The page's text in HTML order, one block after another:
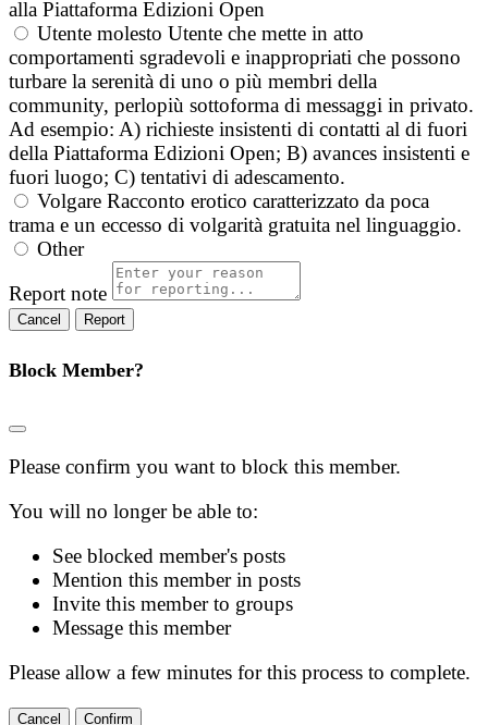
alla Piattaforma Edizioni Open
Utente molesto Utente che mette in atto
comportamenti sgradevoli e inappropriati che possono
turbare la serenità di uno o più membri della
community, perlopiù sottoforma di messaggi in privato.
Ad esempio: A) richieste insistenti di contatti al di fuori
della Piattaforma Edizioni Open; B) avances insistenti e
fuori luogo; C) tentativi di adescamento.
Volgare Racconto erotico caratterizzato da poca
trama e un eccesso di volgarità gratuita nel linguaggio.
Other
Report note
Report
Block Member?
Please confirm you want to block this member.
You will no longer be able to:
See blocked member's posts
Mention this member in posts
Invite this member to groups
Message this member
Please allow a few minutes for this process to complete.
Confirm